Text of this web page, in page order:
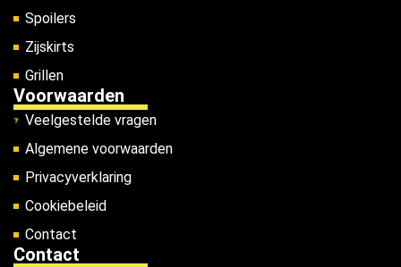
Spoilers
Zijskirts
Grillen
Voorwaarden
Veelgestelde vragen
Algemene voorwaarden
Privacyverklaring
Cookiebeleid
Contact
Contact